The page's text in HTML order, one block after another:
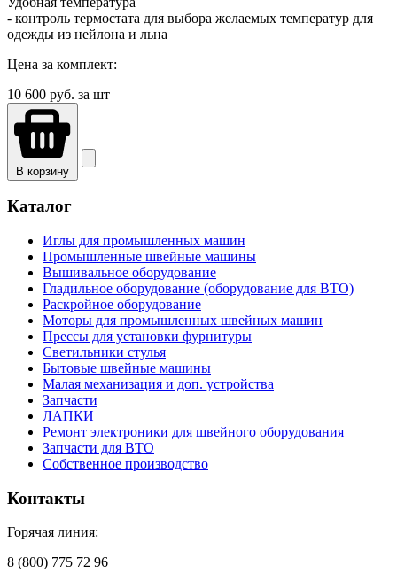
- контроль термостата для выбора желаемых температур для
одежды из нейлона и льна
Цена за комплект:
10 600 руб. за шт
В корзину
Каталог
Иглы для промышленных машин
Промышленные швейные машины
Вышивальное оборудование
Гладильное оборудование (оборудование для ВТО)
Раскройное оборудование
Моторы для промышленных швейных машин
Прессы для установки фурнитуры
Светильники стулья
Бытовые швейные машины
Малая механизация и доп. устройства
Запчасти
ЛАПКИ
Ремонт электроники для швейного оборудования
Запчасти для ВТО
Собственное производство
Контакты
Горячая линия:
8 (800) 775 72 96